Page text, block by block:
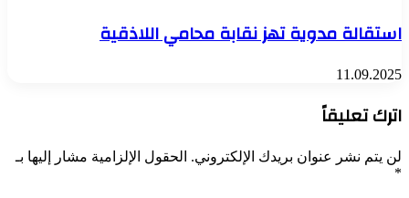
استقالة مدوية تهز نقابة محامي اللاذقية
11.09.2025
اترك تعليقاً
لن يتم نشر عنوان بريدك الإلكتروني. الحقول الإلزامية مشار إليها بـ
*